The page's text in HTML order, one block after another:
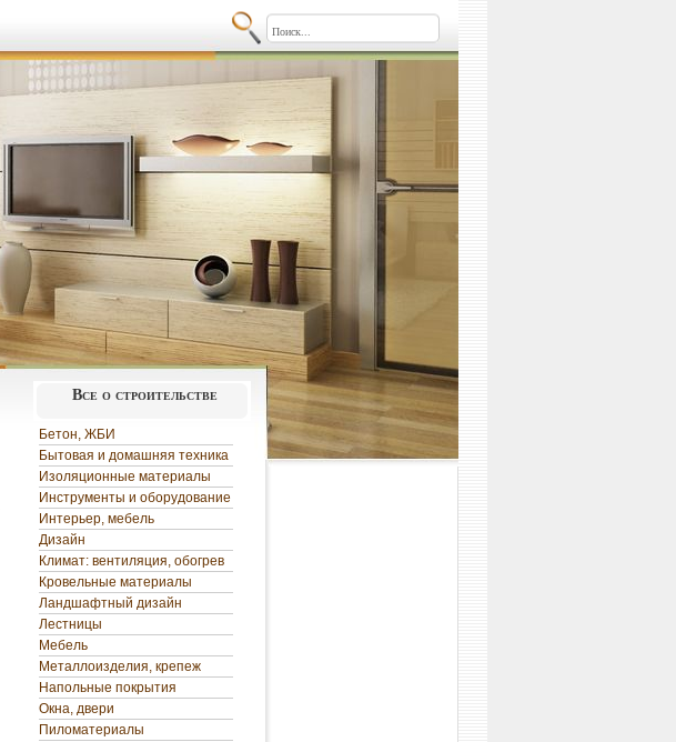
Все о строительстве
Бетон, ЖБИ
Бытовая и домашняя техника
Изоляционные материалы
Инструменты и оборудование
Интерьер, мебель
Дизайн
Климат: вентиляция, обогрев
Кровельные материалы
Ландшафтный дизайн
Лестницы
Мебель
Металлоизделия, крепеж
Напольные покрытия
Окна, двери
Пиломатериалы